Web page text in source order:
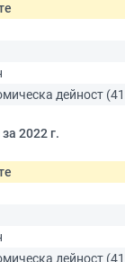
дейност
2022 г.
дейност